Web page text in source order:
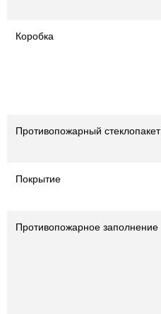
Коробка
Противопожарный стеклопакет
Покрытие
Противопожарное заполнение